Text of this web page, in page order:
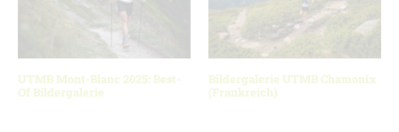
UTMB Mont-Blanc 2025: Best-
Of Bildergalerie
Bildergalerie UTMB Chamonix
(Frankreich)